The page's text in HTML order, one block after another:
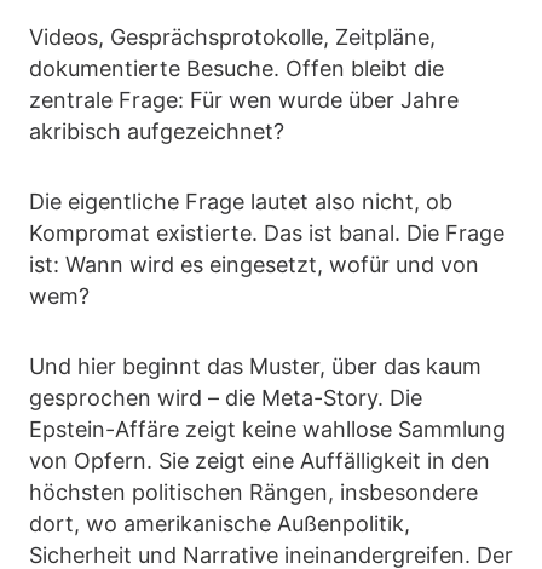
Videos, Gesprächsprotokolle, Zeitpläne,
dokumentierte Besuche. Offen bleibt die
zentrale Frage: Für wen wurde über Jahre
akribisch aufgezeichnet?
Die eigentliche Frage lautet also nicht, ob
Kompromat existierte. Das ist banal. Die Frage
ist: Wann wird es eingesetzt, wofür und von
wem?
Und hier beginnt das Muster, über das kaum
gesprochen wird – die Meta-Story. Die
Epstein-Affäre zeigt keine wahllose Sammlung
von Opfern. Sie zeigt eine Auffälligkeit in den
höchsten politischen Rängen, insbesondere
dort, wo amerikanische Außenpolitik,
Sicherheit und Narrative ineinandergreifen. Der